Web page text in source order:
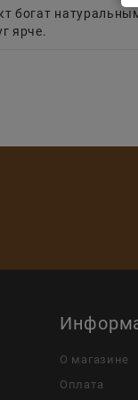
богат
ярче.
О магазине
Оплата